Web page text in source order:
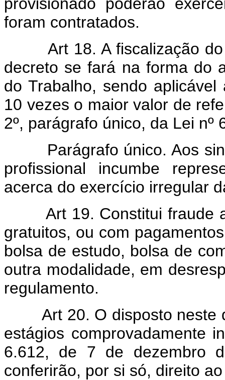
foram contratados.
Art 18. A fiscalização do
decreto se fará na forma do
do Trabalho, sendo
10 vezes o maior valor de
2º, parágrafo único, da Lei
Parágrafo único. Aos
profissional incumbe
acerca do exercício irregular
Art 19. Constitui fraude a
gratuitos, ou com
bolsa de estudo, bolsa de
outra modalidade, em
regulamento.
Art 20. O disposto neste
estágios comprovadamente
6.612, de 7 de dezembro
conferirão, por si só, direito